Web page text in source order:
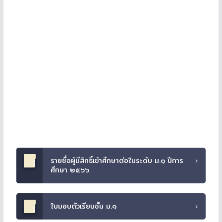
รายชื่อผู้มีสิทธิ์เข้าศึกษาต่อในระดับ ม.๑ ปีการ
ศึกษา ๒๕๖๖
ใบมอบตัวเรียนชั้น ม.๑